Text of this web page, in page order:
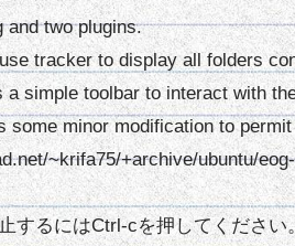
and two plugins.
tracker to display all folders
simple toolbar to interact with
some minor modification to
~krifa75/+archive/ubuntu/
するにはCtrl-cを押してください